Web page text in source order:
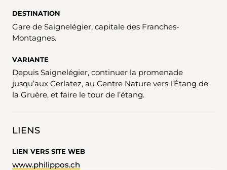
DESTINATION
Gare de Saignelégier, capitale des Franches-
Montagnes.
VARIANTE
Depuis Saignelégier, continuer la promenade
jusqu’aux Cerlatez, au Centre Nature vers l’Étang de
la Gruère, et faire le tour de l’étang.
LIENS
LIEN VERS SITE WEB
www.philippos.ch